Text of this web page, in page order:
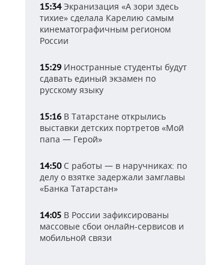
15:34Экранизация «А зори здесь
тихие» сделала Карелию самым
кинематографичным регионом
России
15:29 Иностранные студенты будут
сдавать единый экзамен по
русскому языку
15:16 В Татарстане открылись
выставки детских портретов «Мой
папа — Герой»
14:50С работы — в наручниках: по
делу о взятке задержали замглавы
«Банка Татарстан»
14:05 В России зафиксированы
массовые сбои онлайн-сервисов и
мобильной связи